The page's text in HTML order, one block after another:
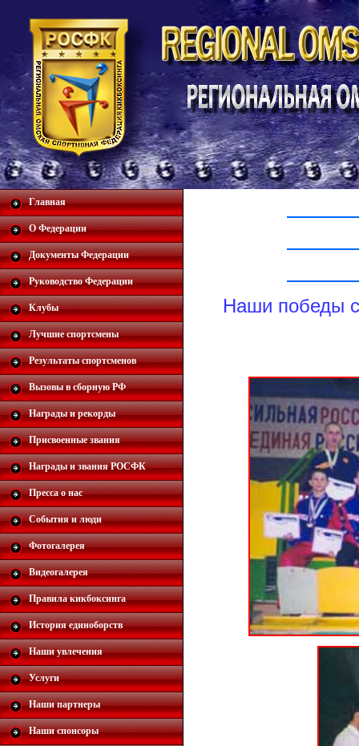
Главная
О Федерации
Документы Федерации
Руководство Федерации
Клубы
Лучшие спортсмены
Результаты спортсменов
Вызовы в сборную РФ
Награды и рекорды
Присвоенные звания
Награды и звания РОСФК
Пресса о нас
События и люди
Фотогалерея
Видеогалерея
Правила кикбоксинга
История единоборств
Наши увлечения
Услуги
Наши партнеры
Наши спонсоры
Наши победы